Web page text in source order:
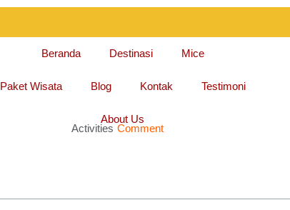
Beranda Destinasi Mice
Paket Wisata Blog Kontak Testimoni
About Us
Activities Comment